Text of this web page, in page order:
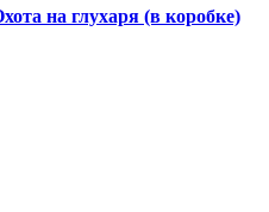
на глухаря (в коробке)